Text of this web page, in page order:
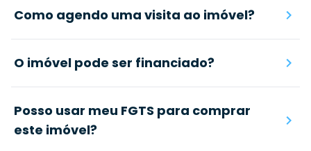
Como agendo uma visita ao imóvel?
O imóvel pode ser financiado?
Posso usar meu FGTS para comprar
este imóvel?